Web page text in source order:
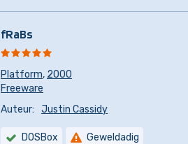
fRaBs
Platform, 2000
Freeware
Auteur:
Justin Cassidy
DOSBox Geweldadig